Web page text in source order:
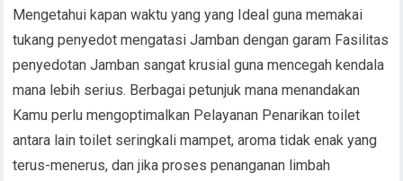
Mengetahui kapan waktu yang yang Ideal guna memakai
tukang penyedot mengatasi Jamban dengan garam Fasilitas
penyedotan Jamban sangat krusial guna mencegah kendala
mana lebih serius. Berbagai petunjuk mana menandakan
Kamu perlu mengoptimalkan Pelayanan Penarikan toilet
antara lain toilet seringkali mampet, aroma tidak enak yang
terus-menerus, dan jika proses penanganan limbah